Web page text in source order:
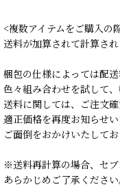
<複数アイテムをご購入の
送料が加算されて計算され
梱包の仕様によっては配
色々組み合わせを試して
送料に関しては、ご注文
適正価格を再度お知らせい
ご面倒をおかけいたして
※送料再計算の場合、セ
あらかじめご了承ください